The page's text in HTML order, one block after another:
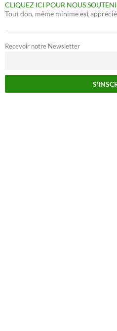
CLIQUEZ ICI POUR NOUS
Tout don, même minime est
Recevoir notre Newsletter